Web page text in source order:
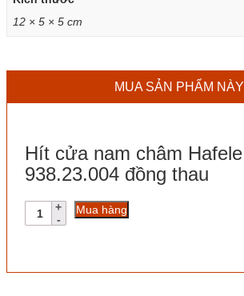
12 × 5 × 5 cm
MUA SẢN PHẨM NÀY
Hít cửa nam châm Hafele
938.23.004 đồng thau
Hít
cửa
Mua hàng